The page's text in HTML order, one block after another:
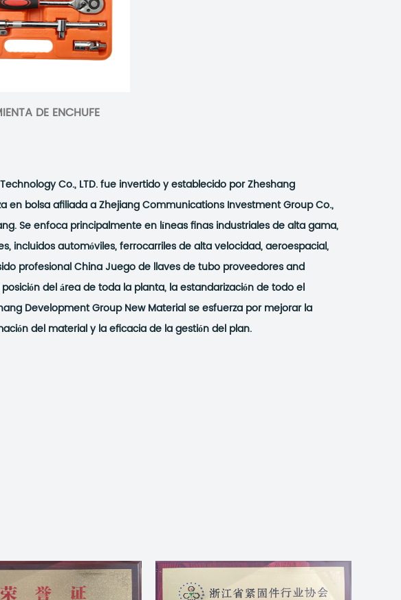
DE ENCHUFE
Co., LTD. fue invertido y establecido por Zheshang
en bolsa afiliada a Zhejiang Communications Investment Group Co.,
Se enfoca principalmente en líneas finas industriales de alta gama,
incluidos automóviles, ferrocarriles de alta velocidad, aeroespacial,
profesionalChina Juego de llaves de tubo proveedoresand
posición del área de toda la planta, la estandarización de todo el
Development Group New Material se esfuerza por mejorar la
del material y la eficacia de la gestión del plan.